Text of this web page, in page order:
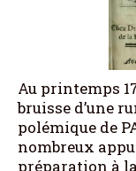
Au printemps
bruisse d’une
polémique de
nombreux
préparation à